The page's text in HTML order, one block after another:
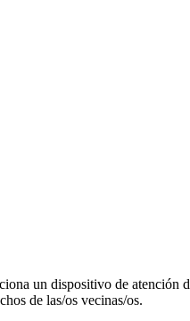
un dispositivo de atención
de las/os vecinas/os.